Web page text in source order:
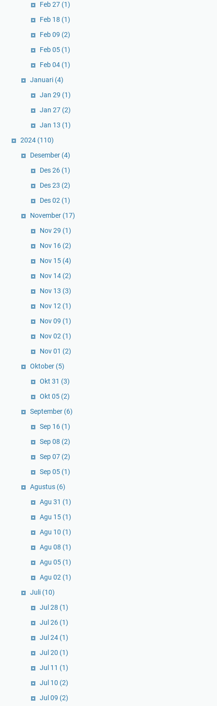
Feb 27 (1)
Feb 18 (1)
Feb 09 (2)
Feb 05 (1)
Feb 04 (1)
Januari (4)
Jan 29 (1)
Jan 27 (2)
Jan 13 (1)
2024 (110)
Desember (4)
Des 26 (1)
Des 23 (2)
Des 02 (1)
November (17)
Nov 29 (1)
Nov 16 (2)
Nov 15 (4)
Nov 14 (2)
Nov 13 (3)
Nov 12 (1)
Nov 09 (1)
Nov 02 (1)
Nov 01 (2)
Oktober (5)
Okt 31 (3)
Okt 05 (2)
September (6)
Sep 16 (1)
Sep 08 (2)
Sep 07 (2)
Sep 05 (1)
Agustus (6)
Agu 31 (1)
Agu 15 (1)
Agu 10 (1)
Agu 08 (1)
Agu 05 (1)
Agu 02 (1)
Juli (10)
Jul 28 (1)
Jul 26 (1)
Jul 24 (1)
Jul 20 (1)
Jul 11 (1)
Jul 10 (2)
Jul 09 (2)